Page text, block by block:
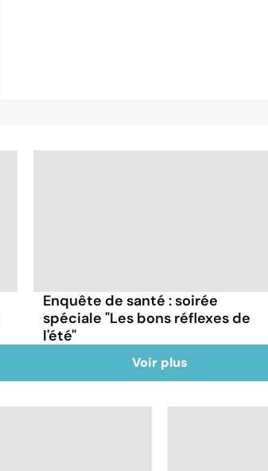
Enquête de santé : soirée
spéciale "Les bons réflexes de
l'été"
Voir plus